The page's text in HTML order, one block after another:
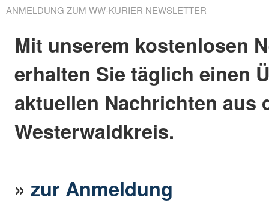
ANMELDUNG ZUM WW-KURIER NEWSLETTER
Mit unserem kostenlosen
erhalten Sie täglich einen
aktuellen Nachrichten aus
Westerwaldkreis.
»zur Anmeldung